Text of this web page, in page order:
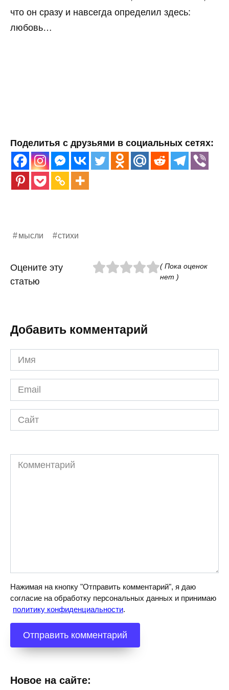
что он сразу и навсегда определил здесь:
любовь…
Поделитья с друзьями в социальных сетях:
мысли стихи
Оцените эту
статью
( Пока оценок
нет )
Добавить комментарий
Имя
*
Email
*
Сайт
Комментарий
Нажимая на кнопку "Отправить комментарий", я даю
согласие на обработку персональных данных и принимаю
политику конфиденциальности.
Новое на сайте: